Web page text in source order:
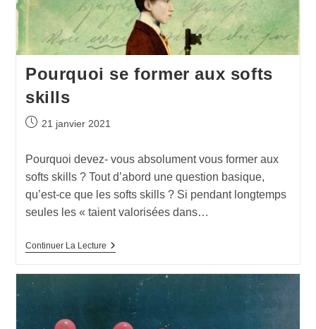
Pourquoi se former aux softs
skills
21 janvier 2021
Pourquoi devez- vous absolument vous former aux
softs skills ? Tout d’abord une question basique,
qu’est-ce que les softs skills ? Si pendant longtemps
seules les « taient valorisées dans…
Continuer La Lecture